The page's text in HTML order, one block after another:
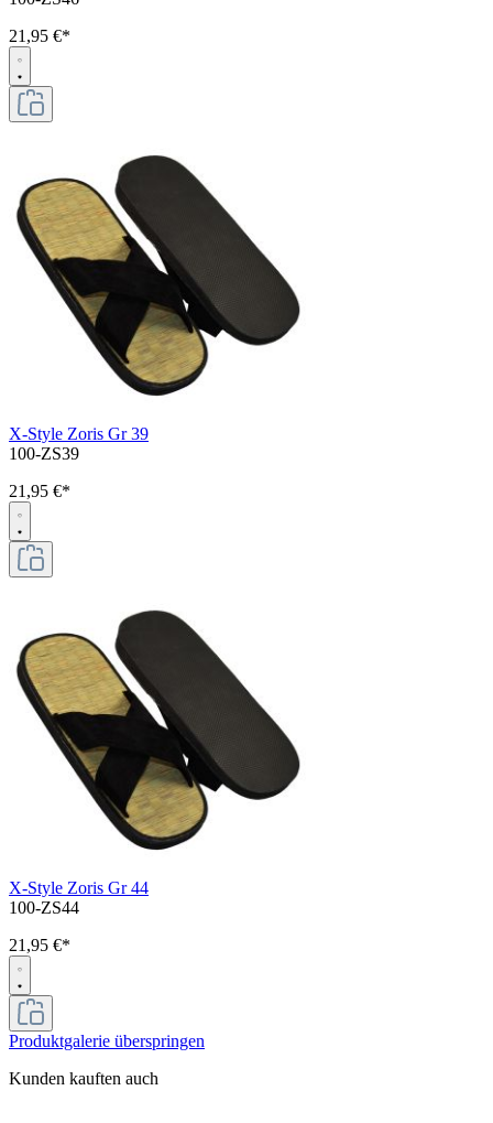
21,95 €*
X-Style Zoris Gr 39
100-ZS39
21,95 €*
X-Style Zoris Gr 44
100-ZS44
21,95 €*
Produktgalerie überspringen
Kunden kauften auch